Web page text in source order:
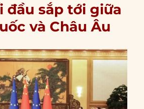
đầu sắp tới giữa
và Châu Âu